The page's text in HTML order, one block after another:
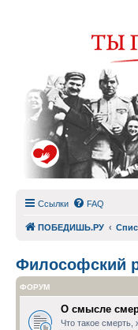
Ссылки FAQ
ПОБЕДИШЬ.РУ
Философский
ФОРУМ
О смысле
Что такое смерть,